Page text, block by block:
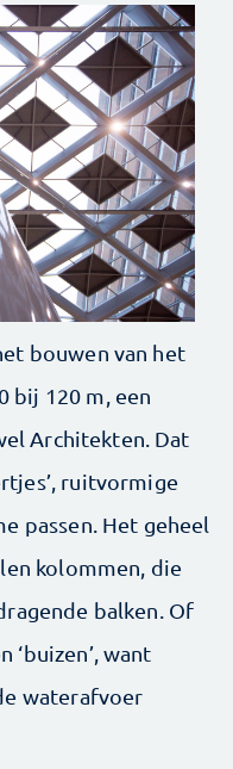
bouwen van het
bij 120 m, een
Architekten. Dat
ruitvormige
passen. Het geheel
kolommen, die
balken. Of
‘buizen’, want
waterafvoer